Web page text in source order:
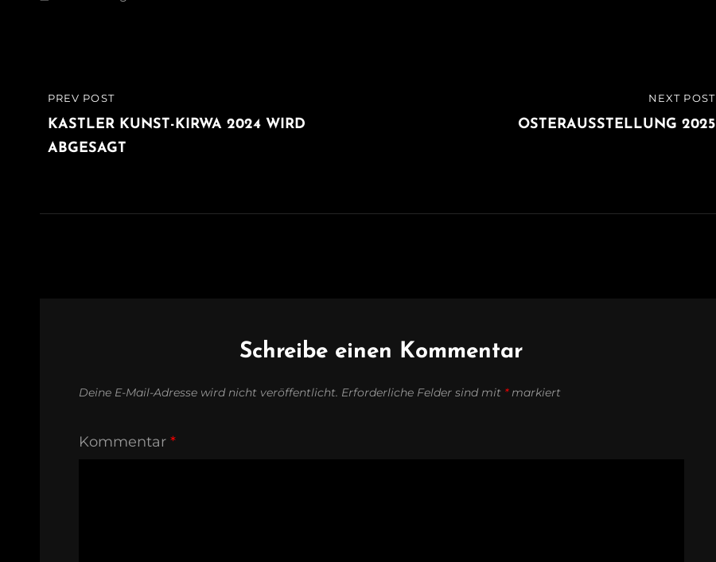
Beitragsnavigation
PREVIOUS
POST
PREV POST
KASTLER KUNST-KIRWA 2024 WIRD
ABGESAGT
NEXT POST
OSTERAUSSTELLUNG 2025
Schreibe einen Kommentar
Deine E-Mail-Adresse wird nicht veröffentlicht. Erforderliche Felder sind mit *markiert
Kommentar *